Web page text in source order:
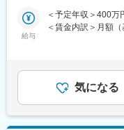
カー と取引してお
医師の処方が必要
料・臨床検査試薬
療に関わる商品を
【特殊鋼とは？】
特殊鋼とは、鉄か
を加え調整したあ
【営業の流れ】
・既存取引のある
給与
＜予定年収＞400万
＜賃金内訳＞月額
す。月給(月額)は
気になる